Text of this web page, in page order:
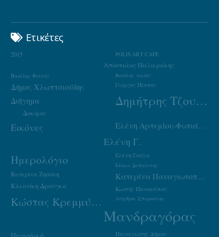
Ετικέτες
2015 POLIS ART CAFE
Απόστολος Παλιεράκης
Βασίλης Λαδάς
Βασίλης Φαϊτάς
Γιώργος Πέππας
Δήμος Χλωπτσιούδης
Δημήτρης Τζουμάκας
Διήγημα
Δοκίμιο
Εικόνες Ελένη Αρτεμίου-Φωτιάδου
Ελένη Γ.
Ελένη Γούλα
Ημερολόγιο Ιάσων Δεπούντης
Κατερίνα Ζησάκη Κατερίνα Παναγιωτοπούλου
Κλεονίκη Δρούγκα Κωστής Παπακόγκος
Κώστας Κρεμμύδας Λάμπρος Σπυριούνης
Μανδραγόρας
Παναγιώτης Δήμου